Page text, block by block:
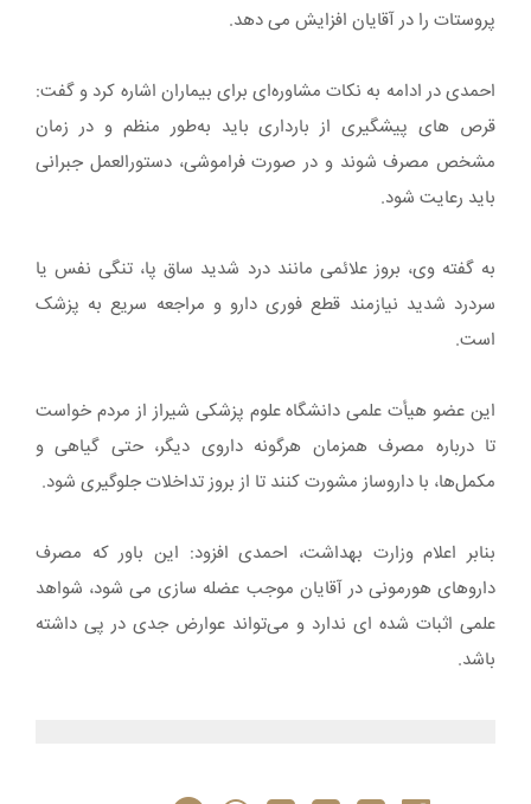
پروستات را در آقایان افزایش می دهد.
احمدی در ادامه به نکات مشاوره‌ای برای بیماران اشاره کرد و گفت:
قرص‌ های پیشگیری از بارداری باید به‌طور منظم و در زمان
مشخص مصرف شوند و در صورت فراموشی، دستورالعمل جبرانی
باید رعایت شود.
به گفته وی، بروز علائمی مانند درد شدید ساق پا، تنگی نفس یا
سردرد شدید نیازمند قطع فوری دارو و مراجعه سریع به پزشک
است.
این عضو هیأت علمی دانشگاه علوم پزشکی شیراز از مردم خواست
تا درباره مصرف همزمان هرگونه داروی دیگر، حتی گیاهی و
مکمل‌ها، با داروساز مشورت کنند تا از بروز تداخلات جلوگیری شود.
بنابر اعلام وزارت بهداشت، احمدی افزود: این باور که مصرف
داروهای هورمونی در آقایان موجب عضله ‌سازی می شود، شواهد
علمی اثبات ‌شده ‌ای ندارد و می‌تواند عوارض جدی در پی داشته
باشد.